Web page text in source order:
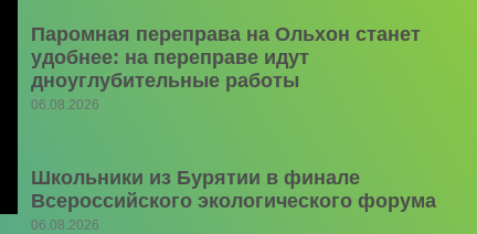
Паромная переправа на Ольхон станет
удобнее: на переправе идут
дноуглубительные работы
06.08.2026
Школьники из Бурятии в финале
Всероссийского экологического форума
06.08.2026